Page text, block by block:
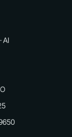
AI